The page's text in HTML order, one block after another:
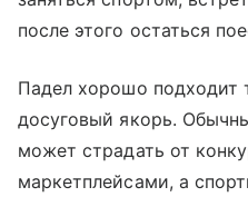
после этого остаться
Падел хорошо подходит
досуговый якорь.
может страдать от
маркетплейсами, а